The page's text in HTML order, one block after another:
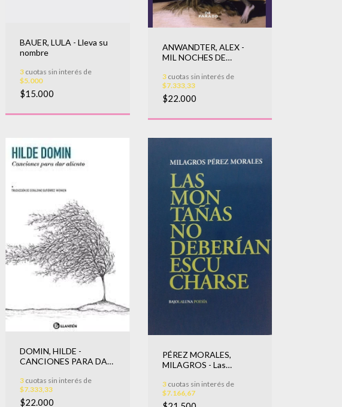
BAUER, LULA - Lleva su
nombre
3 cuotas sin interés de
$5.000
$15.000
ANWANDTER, ALEX -
MIL NOCHES DE
3cuotas sin interés de
$7.333,33
$22.000
DOMIN, HILDE -
CANCIONES PARA DAR
3 cuotas sin interés de
$7.333,33
$22.000
PÉREZ MORALES,
MILAGROS - Las
escucharse
3cuotas sin interés de
$7.166,67